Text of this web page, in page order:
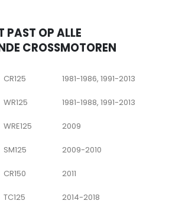
PAST OP ALLE
CROSSMOTOREN
CR125 1981-1986, 1991-2013
WR125 1981-1988, 1991-2013
WRE125 2009
SM125 2009-2010
CR150 2011
TC125 2014-2018